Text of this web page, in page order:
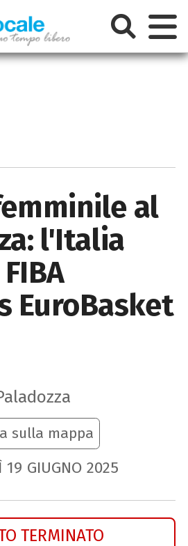
al
l'Italia
EuroBasket
sulla mappa
19 GIUGNO 2025
TERMINATO